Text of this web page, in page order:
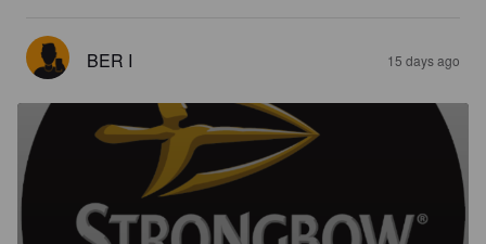
BER I 15 days ago